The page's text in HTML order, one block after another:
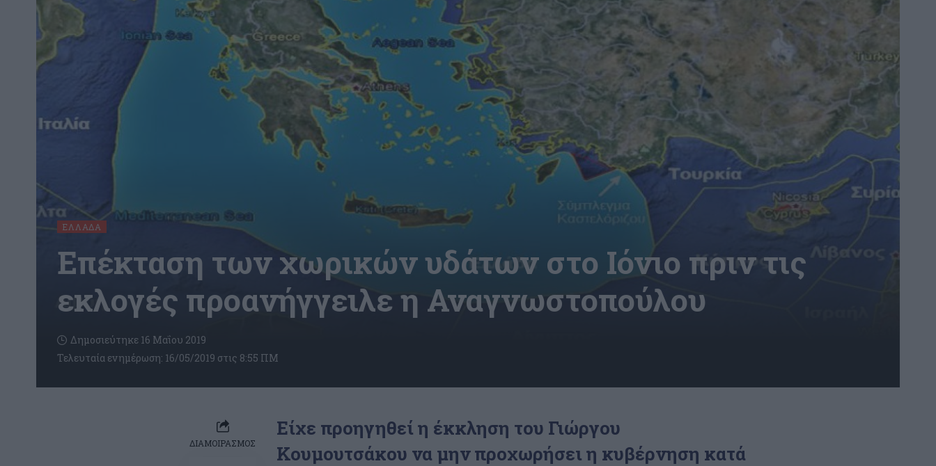
ΕΛΛΆΔΑ
Επέκταση των χωρικών υδάτων στο Ιόνιο πριν τις
εκλογές προανήγγειλε η Αναγνωστοπούλου
Τελευταία ενημέρωση: 16/05/2019 στις 8:55 ΠΜ
Δημοσιεύτηκε 16 Μαΐου 2019
ΔΙΑΜΟΙΡΑΣΜΟΣ
Είχε προηγηθεί η έκκληση του Γιώργου
Κουμουτσάκου να μην προχωρήσει η κυβέρνηση κατά